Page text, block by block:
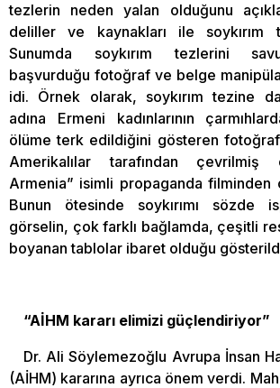
tezlerin neden yalan olduğunu
deliller ve kaynakları ile soykırım
Sunumda soykırım tezlerini
başvurduğu fotoğraf ve belge
idi. Örnek olarak, soykırım tezine
adına Ermeni kadınlarının
ölüme terk edildiğini gösteren
Amerikalılar tarafından çevrilmiş
Armenia” isimli propaganda filminden
Bunun ötesinde soykırımı sözde
görselin, çok farklı bağlamda, çeşitli
boyanan tablolar ibaret olduğu
“AİHM kararı elimizi güçlendiriyor”
Dr. Ali Söylemezoğlu Avrupa İnsan
(AİHM) kararına ayrıca önem verdi.